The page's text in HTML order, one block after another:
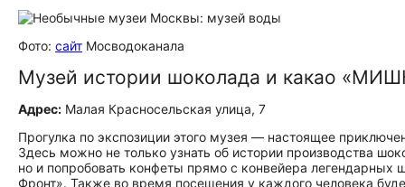
Фото: сайт Мосводоканала
Музей истории шоколада и какао
Адрес: Малая Красносельская улица, 7
Прогулка по экспозиции этого музея — настоящее
Здесь можно не только узнать об истории производства
но и попробовать конфеты прямо с конвейера
Фронт». Также во время посещения у каждого человека